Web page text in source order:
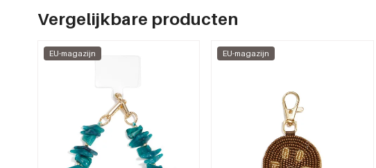
Vergelijkbare producten
EU-magazijn EU-magazijn